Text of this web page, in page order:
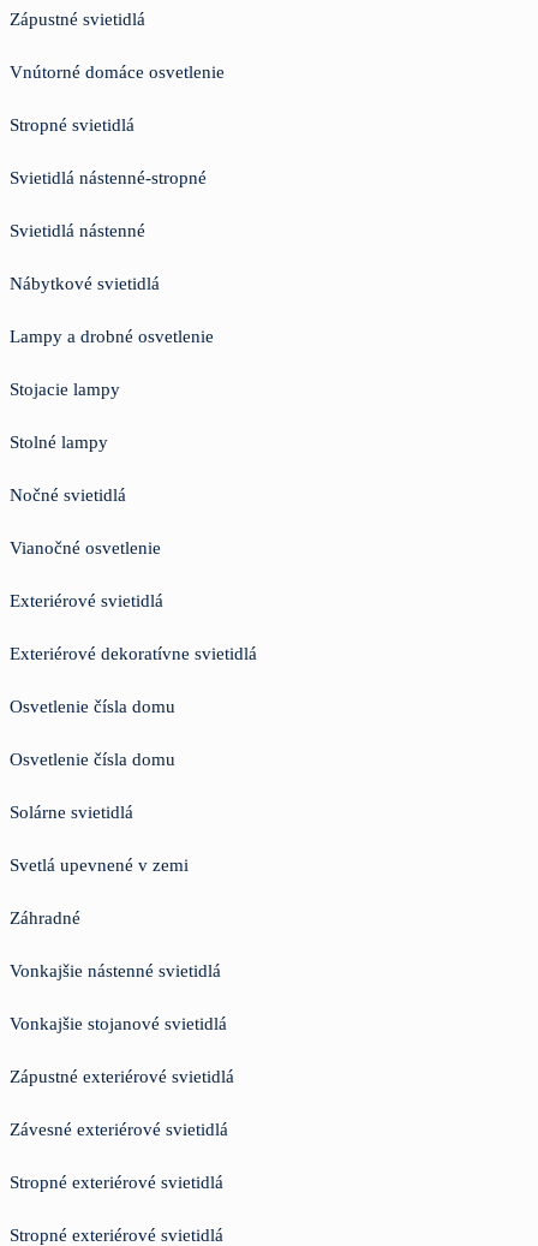
Zápustné svietidlá
Vnútorné domáce osvetlenie
Stropné svietidlá
Svietidlá nástenné-stropné
Svietidlá nástenné
Nábytkové svietidlá
Lampy a drobné osvetlenie
Stojacie lampy
Stolné lampy
Nočné svietidlá
Vianočné osvetlenie
Exteriérové svietidlá
Exteriérové dekoratívne svietidlá
Osvetlenie čísla domu
Osvetlenie čísla domu
Solárne svietidlá
Svetlá upevnené v zemi
Záhradné
Vonkajšie nástenné svietidlá
Vonkajšie stojanové svietidlá
Zápustné exteriérové svietidlá
Závesné exteriérové svietidlá
Stropné exteriérové svietidlá
Stropné exteriérové svietidlá